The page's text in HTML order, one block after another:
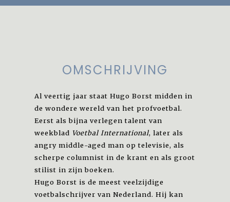
OMSCHRIJVING
Al veertig jaar staat Hugo Borst midden in
de wondere wereld van het profvoetbal.
Eerst als bijna verlegen talent van
weekblad Voetbal International, later als
angry middle-aged man op televisie, als
scherpe columnist in de krant en als groot
stilist in zijn boeken.
Hugo Borst is de meest veelzijdige
voetbalschrijver van Nederland. Hij kan